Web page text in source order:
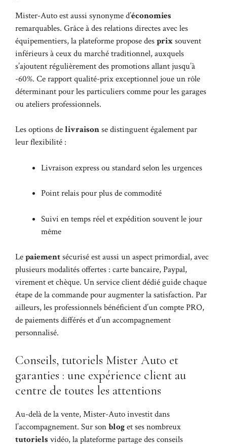
Mister-Auto est aussi synonyme d’économies
remarquables. Grâce à des relations directes avec les
équipementiers, la plateforme propose desprixsouvent
inférieurs à ceux du marché traditionnel, auxquels
s’ajoutent régulièrement des promotions allant jusqu’à
-60%. Ce rapport qualité-prix exceptionnel joue un rôle
déterminant pour les particuliers comme pour les garages
ou ateliers professionnels.
Les options delivraisonse distinguent également par
leur flexibilité :
Livraison express ou standard selon les urgences
Point relais pour plus de commodité
Suivi en temps réel et expédition souvent le jour
même
Lepaiementsécurisé est aussi un aspect primordial, avec
plusieurs modalités offertes : carte bancaire, Paypal,
virement et chèque. Un service client dédié guide chaque
étape de la commande pour augmenter la satisfaction. Par
ailleurs, les professionnels bénéficient d’un compte PRO,
de paiements différés et d’un accompagnement
personnalisé.
Conseils, tutoriels Mister Auto et
garanties : une expérience client au
centre de toutes les attentions
Au-delà de la vente, Mister-Auto investit dans
l’accompagnement. Sur sonbloget ses nombreux
tutoriels vidéo, la plateforme partage des conseils